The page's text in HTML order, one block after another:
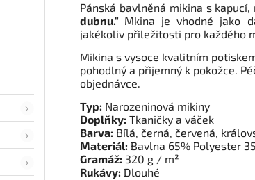
Pánská bavlněná mikina s
dubnu." Mkina je vhodné jako
jakékoliv příležitosti pro každého
Mikina s vysoce kvalitním
pohodlný a příjemný k pokožce.
objednávce.
Typ: Narozeninová mikiny
Doplňky: Tkaničky a váček
Barva: Bílá, černá, červená,
Materiál: Bavlna 65% Polyester
Gramáž: 320 g / m²
Rukávy: Dlouhé